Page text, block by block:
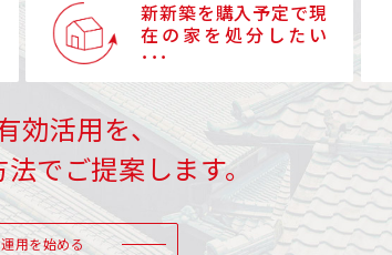
新新築を購入予定で現
在の家を処分したい
･･･
効活用を、
でご提案します。
用を始める